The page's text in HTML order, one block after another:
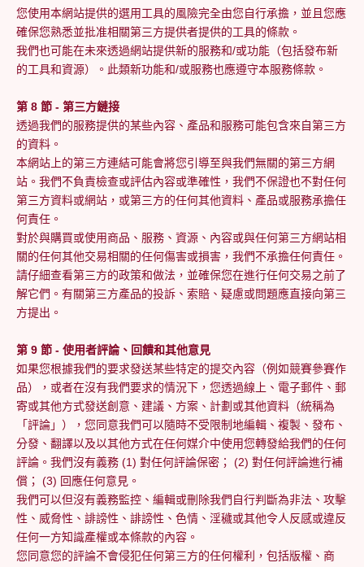
您使用本網站提供的選用工具的風險完全由您自行承擔，並且您應
確保您熟悉並批准相關第三方提供者提供的工具的條款。
我們也可能在未來透過網站提供新的服務和/或功能（包括發布新
的工具和資源）。此類新功能和/或服務也應遵守本服務條款。
第 8 節 - 第三方鏈接
透過我們的服務提供的某些內容、產品和服務可能包含來自第三方
的資料。
本網站上的第三方連結可能會將您引導至與我們無關的第三方網
站。我們不負責檢查或評估內容或準確性，我們不保證也不對任何
第三方資料或網站，或第三方的任何其他資料、產品或服務承擔任
何責任。
對於與購買或使用商品、服務、資源、內容或與任何第三方網站相
關的任何其他交易相關的任何傷害或損害，我們不承擔任何責任。
請仔細查看第三方的政策和做法，並確保您在進行任何交易之前了
解它們。有關第三方產品的投訴、索賠、疑慮或問題應直接向第三
方提出。
第 9 節 - 使用者評論、回饋和其他意見
如果您根據我們的要求發送某些特定的提交內容（例如競賽參賽作
品），或者在沒有我們要求的情況下，您透過線上、電子郵件、郵
寄或其他方式發送創意、建議、方案、計劃或其他資料（統稱為
「評論」），您同意我們可以隨時不受限制地編輯、複製、發布、
分發、翻譯以及以其他方式在任何媒介中使用您轉發給我們的任何
評論。我們沒有義務 (1) 對任何評論保密； (2) 對任何評論進行補
償； (3) 回應任何意見。
我們可以但沒有義務監控、編輯或刪除我們自行判斷為非法、攻擊
性、威脅性、誹謗性、誹謗性、色情、淫穢或其他令人反感或違反
任何一方知識產權或本條款的內容。
您同意您的評論不會侵犯任何第三方的任何權利，包括版權、商